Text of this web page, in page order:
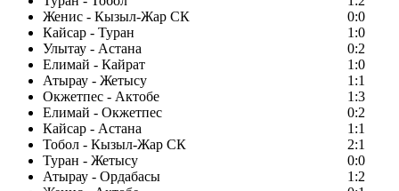
Женис - Кызыл-Жар СК
0:0
Кайсар - Туран
1:0
Улытау - Астана
0:2
Елимай - Кайрат
1:0
Атырау - Жетысу
1:1
Окжетпес - Актобе
1:3
Елимай - Окжетпес
0:2
Кайсар - Астана
1:1
Тобол - Кызыл-Жар СК
2:1
Туран - Жетысу
0:0
Атырау - Ордабасы
1:2